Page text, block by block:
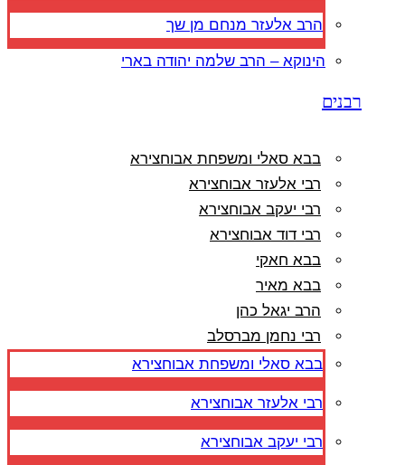
הרב אלעזר מנחם מן שך
הינוקא – הרב שלמה יהודה בארי
רבנים
בבא סאלי ומשפחת אבוחצירא
רבי אלעזר אבוחצירא
רבי יעקב אבוחצירא
רבי דוד אבוחצירא
בבא חאקי
בבא מאיר
הרב יגאל כהן
רבי נחמן מברסלב
בבא סאלי ומשפחת אבוחצירא
רבי אלעזר אבוחצירא
רבי יעקב אבוחצירא